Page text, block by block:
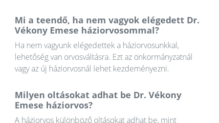
Mi a teendő, ha nem vagyok elégedett Dr.
Vékony Emese háziorvosommal?
Ha nem vagyunk elégedettek a háziorvosunkkal,
lehetőség van orvosváltásra. Ezt az önkormányzatnál
vagy az új háziorvosnál lehet kezdeményezni.
Milyen oltásokat adhat be Dr. Vékony
Emese háziorvos?
A háziorvos különböző oltásokat adhat be, mint